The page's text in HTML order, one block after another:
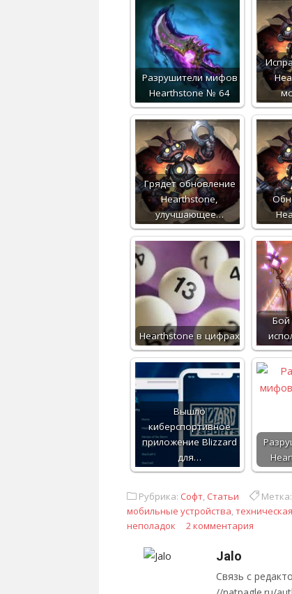
Разрушители мифов
Hearthstone № 64
Грядет обновление
Hearthstone,
улучшающее…
Hearthstone в цифрах
Бой
Вышло
киберспортивное
приложение Blizzard
для…
Рубрика: Софт, Статьи Метка:
мобильные устройства,
неполадок
2 комментария
Jalo
Связь с